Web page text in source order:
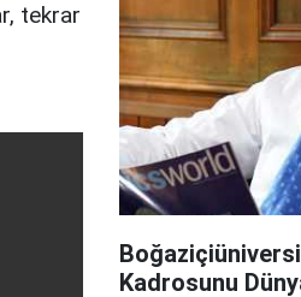
tekrar
Kadrosunu